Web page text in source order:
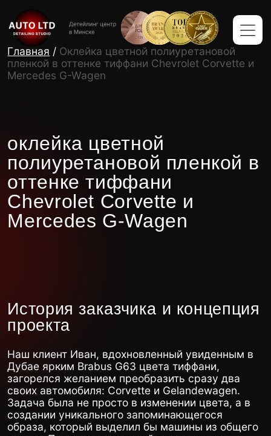
Главная /
Оклейка цветной полиуретановой
пленкой в оттенке тиффани Chevrolet Corvette и
Mercedes G-Wagen
полиуретановой пленкой в
оттенке тиффани
Chevrolet Corvette и
Mercedes G-Wagen
загорелся желанием преобразить сразу два
своих автомобиля: Corvette и Gelandewagen.
Задача была не просто в изменении цвета, а в
создании уникального запоминающегося
потока. После консультаций в нескольких
студиях выбор пал на нашдетейлинг-центр
детейлинг-центр Auto LTD Detailingблагодаря
прозрачности условий работы ирекомендациям
клиентов, уже оценивших качество услуг.
Реализация проекта